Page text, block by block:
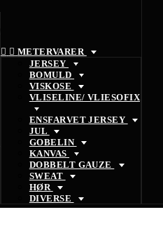
  METERVARER
JERSEY
BOMULD
VISKOSE
VLISELINE/ VLIESOFIX
ENSFARVET JERSEY
JUL
GOBELIN
KANVAS
DOBBELT GAUZE
SWEAT
HØR
DIVERSE